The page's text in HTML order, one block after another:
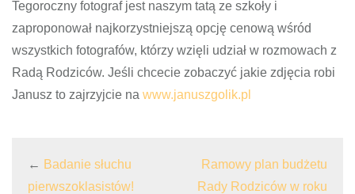
Tegoroczny fotograf jest naszym tatą ze szkoły i
zaproponował najkorzystniejszą opcję cenową wśród
wszystkich fotografów, którzy wzięli udział w rozmowach z
Radą Rodziców. Jeśli chcecie zobaczyć jakie zdjęcia robi
Janusz to zajrzyjcie na www.januszgolik.pl
← Badanie słuchu
pierwszoklasistów!
Ramowy plan budżetu
Rady Rodziców w roku